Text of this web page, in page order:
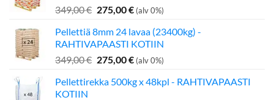
349,00€ Alkuperäinen
oli:
349,00 €.
275,00€Nykyinen
on:
275,00 €.
(alv 0%)
Pellettiä 8mm 24 lavaa (23400kg) -
RAHTIVAPAASTI KOTIIN
349,00€ Alkuperäinen
oli:
275,00€Nykyinen
on:
(alv 0%)
Pellettirekka 500kg x 48kpl - RAHTIVAPAASTI
KOTIIN